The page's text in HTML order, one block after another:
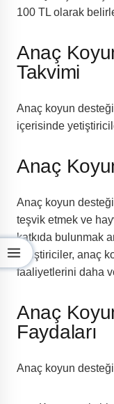
100 TL olarak
Anaç
Takvimi
Anaç koyun desteği
içerisinde
Anaç
Anaç koyun
teşvik etmek ve
katkıda bulunmak
yetiştiriciler, anaç
faaliyetlerini daha
Anaç
Faydaları
Anaç koyun